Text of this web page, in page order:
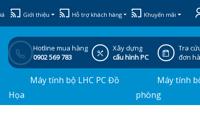
Giới thiệu Hỗ trợ khách hàng Khuyến mãi
Hotline mua hàng
0902 569 783
Xây dựng
cấu hình PC
Tra
đơn
Máy tính bộ LHC PC Đồ
Họa
Máy tính
phòng